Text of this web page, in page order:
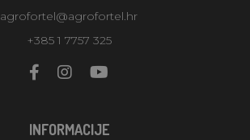
agrofortel@agrofortel.hr
+385 1 7757 325
INFORMACIJE